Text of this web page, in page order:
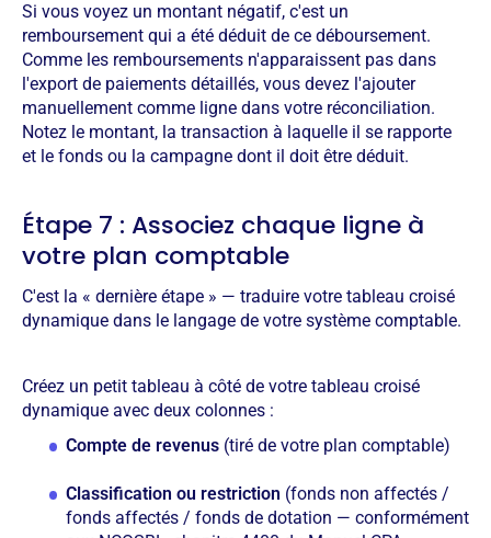
Si vous voyez un montant négatif, c'est un
remboursement qui a été déduit de ce déboursement.
Comme les remboursements n'apparaissent pas dans
l'export de paiements détaillés, vous devez l'ajouter
manuellement comme ligne dans votre réconciliation.
Notez le montant, la transaction à laquelle il se rapporte
et le fonds ou la campagne dont il doit être déduit.
Étape 7 : Associez chaque ligne à
votre plan comptable
C'est la « dernière étape » — traduire votre tableau croisé
dynamique dans le langage de votre système comptable.
Créez un petit tableau à côté de votre tableau croisé
dynamique avec deux colonnes :
Compte de revenus (tiré de votre plan comptable)
Classification ou restriction (fonds non affectés /
fonds affectés / fonds de dotation — conformément